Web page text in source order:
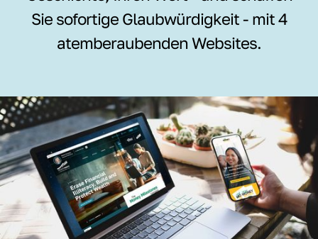
Sie sofortige Glaubwürdigkeit - mit 4
atemberaubenden Websites.